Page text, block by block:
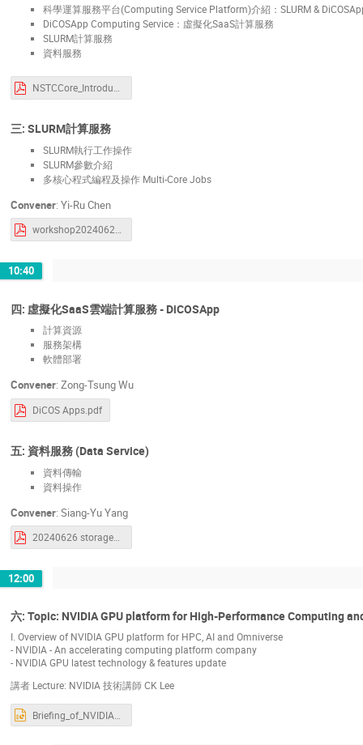
科學運算服務平台(Computing Service Platform)介紹：SLURM &
DiCOSApp Computing Service：虛擬化SaaS計算服務
SLURM計算服務
資料服務
NSTCCore_Introduction_20240626.pdf
三: SLURM計算服務
SLURM執行工作操作
SLURM參數介紹
多核心程式編程及操作 Multi-Core Jobs
Convener: Yi-Ru Chen
workshop20240626.pdf
10:40
四: 虛擬化SaaS雲端計算服務 - DiCOSApp
計算資源
服務架構
軟體部署
Convener: Zong-Tsung Wu
DiCOS Apps.pdf
五: 資料服務 (Data Service)
資料傳輸
資料操作
Convener: Siang-Yu Yang
20240626 storage_data_transfer.pdf
12:00
六: Topic: NVIDIA GPU platform for High-Performance Computing
I. Overview of NVIDIA GPU platform for HPC, AI and Omniverse
- NVIDIA - An accelerating computing platform company
- NVIDIA GPU latest technology & features update
講者 Lecture: NVIDIA 技術講師 CK Lee